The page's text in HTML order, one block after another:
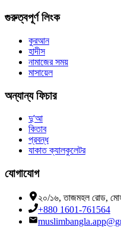
গুরুত্বপূর্ণ লিংক
কুরআন
হাদীস
নামাজের সময়
মাসায়েল
অন্যান্য ফিচার
দু'আ
কিতাব
প্রবন্ধ
যাকাত ক্যালকুলেটর
যোগাযোগ
২০/১৬, তাজমহল রোড,
+880 1601-761564